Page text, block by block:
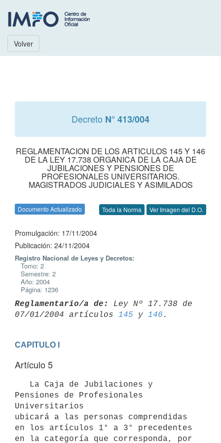
Volver
Decreto N° 413/004
REGLAMENTACION DE LOS ARTICULOS 145 Y 146
DE LA LEY 17.738 ORGANICA DE LA CAJA DE
JUBILACIONES Y PENSIONES DE
PROFESIONALES UNIVERSITARIOS.
MAGISTRADOS JUDICIALES Y ASIMILADOS
Documento Actualizado Toda la Norma Ver Imagen del D.O.
Promulgación: 17/11/2004
Publicación: 24/11/2004
Registro Nacional de Leyes y Decretos:
Tomo: 2
Semestre: 2
Año: 2004
Página: 1236
Reglamentario/a de:
Ley Nº 17.738 de
07/01/2004 artículos 145 y 146
CAPITULO I
Artículo 5
Pensiones de Profesionales
Universitarios
ubicará a las personas comprendidas
en los artículos 1° a 3° precedentes
en la categoría que corresponda, por